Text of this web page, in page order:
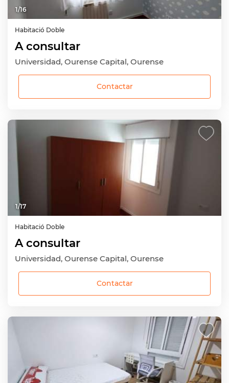
1/16
Habitació Doble
A consultar
Universidad, Ourense Capital, Ourense
Contactar
1/17
Habitació Doble
A consultar
Universidad, Ourense Capital, Ourense
Contactar